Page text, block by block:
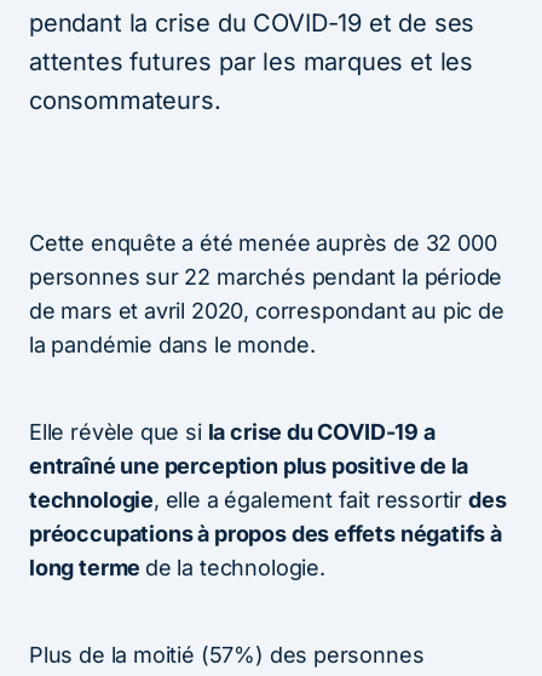
pendant la crise du COVID-19 et de ses
attentes futures par les marques et les
consommateurs.
Cette enquête a été menée auprès de 32 000
personnes sur 22 marchés pendant la période
de mars et avril 2020, correspondant au pic de
la pandémie dans le monde.
Elle révèle que si la crise du COVID-19 a
entraîné une perception plus positive de la
technologie, elle a également fait ressortir des
préoccupations à propos des effets négatifs à
long terme de la technologie.
Plus de la moitié (57%) des personnes